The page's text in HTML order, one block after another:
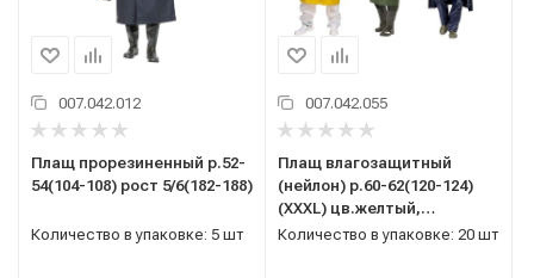
007.042.012
Плащ прорезиненный р.52-
54(104-108) рост 5/6(182-188)
Количество в упаковке: 5 шт
007.042.055
Плащ влагозащитный
(нейлон) р.60-62(120-124)
(XXXL) цв.желтый,
синий,зеленый
Количество в упаковке: 20 шт